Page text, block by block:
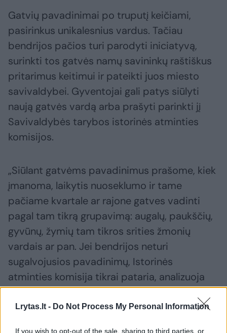
Lrytas.lt - Do Not Process My Personal Information
If you wish to opt-out of the sale, sharing to third parties, or
Gatvių pavadinimai po truputį keičiami,
pasirinkus unikalesnius vardus. Tačiau
bendrijos pačios turi parodyti iniciatyvą,
surinkti tos gatvės namų savininkų raštiškus
pritarimus keitimui ir pateikti juos miesto
savivaldybei. Gyventojai gali patys siūlyti
naują gatvės vardą arba prašyti parinkti jį
Savivaldybės tarybos istorinės atminties
komisijos.
„Siūlant gatvėms pavadinimus prašome, kiek
įmanoma, laikytis nuoseklumo ir tame
pačiame kvartale ar rajone gatves vadinti
pagal tam tikrą grupavimą: augalų, paukščių,
gyvūnų, žymių tam tikros srities žmonių
vardais ar pan. Jei bendrijos neturi
sugalvojusios pavadinimų, Istorinės
atminties komisija tikrai pataria, analizuoja
vietovardžius, ir, kartu su bendruomene,
išrenka pačius tinkamiausius“, – apie gatvių